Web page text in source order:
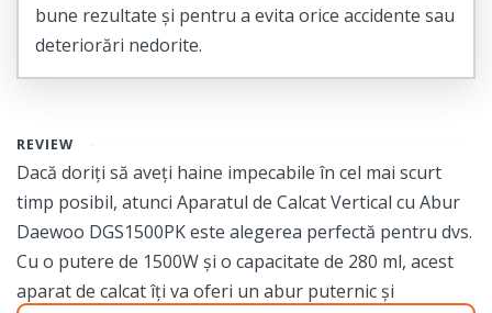
bune rezultate și pentru a evita orice accidente sau
deteriorări nedorite.
REVIEW
Dacă doriți să aveți haine impecabile în cel mai scurt
timp posibil, atunci Aparatul de Calcat Vertical cu Abur
Daewoo DGS1500PK este alegerea perfectă pentru dvs.
Cu o putere de 1500W și o capacitate de 280 ml, acest
aparat de calcat îți va oferi un abur puternic și